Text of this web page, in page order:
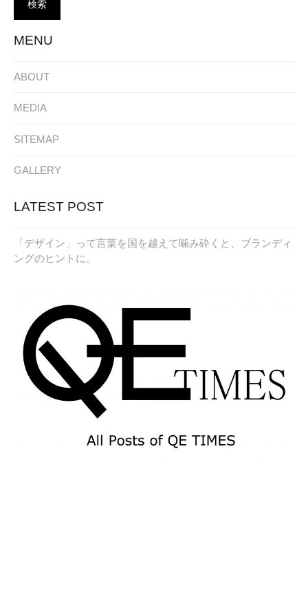
MENU
ABOUT
MEDIA
SITEMAP
GALLERY
LATEST POST
「デザイン」って言葉を国を越えて噛み砕くと、ブランディ
ングのヒントに。